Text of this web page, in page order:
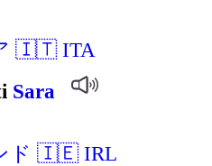
🇮🇹 ITA
Sara
ド 🇮🇪 IRL